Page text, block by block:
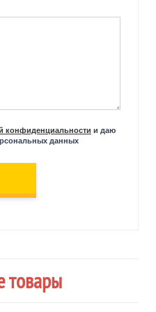
конфиденциальности и даю
данных
товары